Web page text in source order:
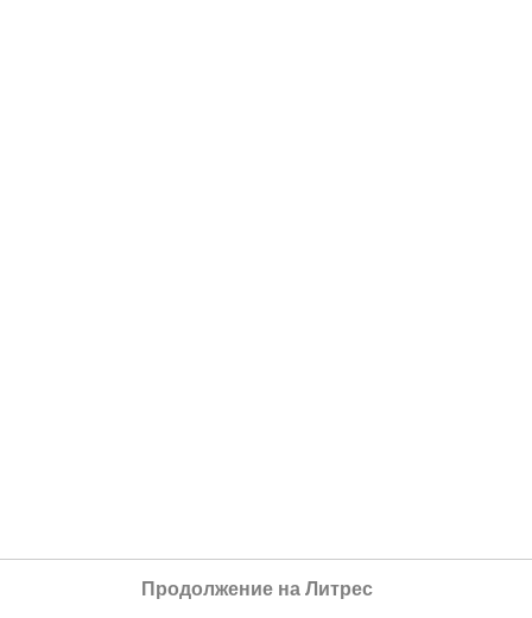
Продолжение на Литрес